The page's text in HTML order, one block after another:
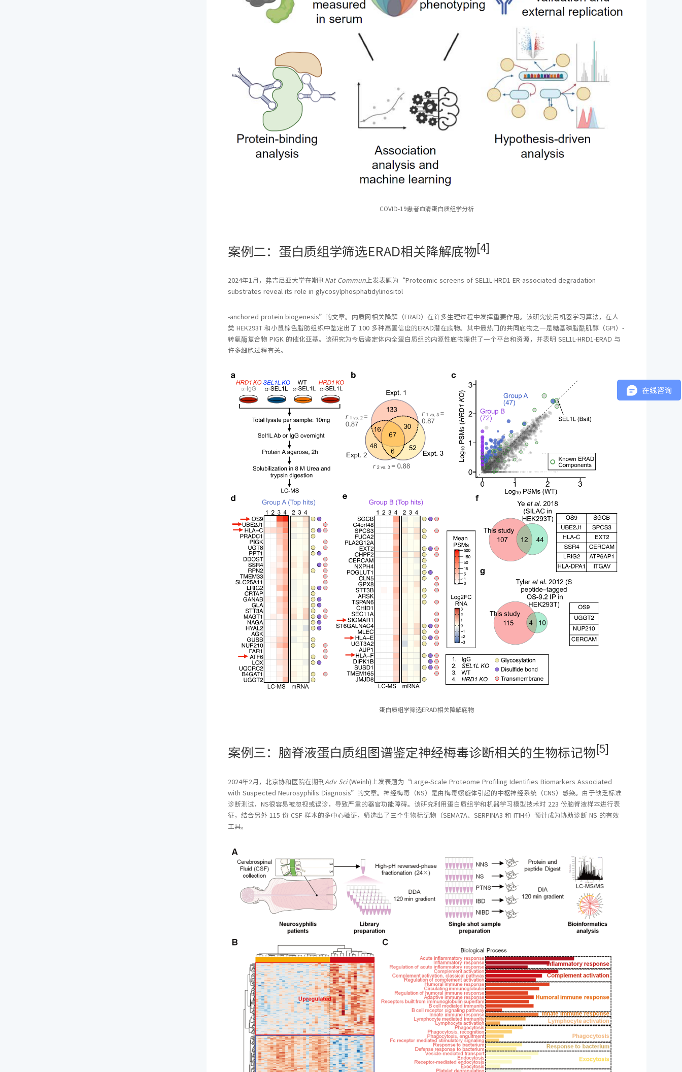
COVID-19患者血清蛋白质组学分析
案例二：蛋白质组学筛选ERAD相关降解底物[4]
2024年1月，弗吉尼亚大学在期刊Nat Commun上发表题为“Proteomic screens of SEL1L-HRD1 ER-associated degradation
substrates reveal its role in glycosylphosphatidylinositol
-anchored protein biogenesis”的文章。内质网相关降解（ERAD）在许多生理过程中发挥重要作用。该研究使用机器学习算法，在人
类 HEK293T 和小鼠棕色脂肪组织中鉴定出了 100 多种高置信度的ERAD潜在底物。其中最热门的共同底物之一是糖基磷脂酰肌醇（GPI）-
转氨酶复合物 PIGK 的催化亚基。该研究为今后鉴定体内全蛋白质组的内源性底物提供了一个平台和资源，并表明 SEL1L-HRD1-ERAD 与
许多细胞过程有关。
蛋白质组学筛选ERAD相关降解底物
案例三：脑脊液蛋白质组图谱鉴定神经梅毒诊断相关的生物标记物[5]
2024年2月，北京协和医院在期刊Adv Sci(Weinh)上发表题为“Large-Scale Proteome Profiling Identifies Biomarkers Associated
with Suspected Neurosyphilis Diagnosis”的文章。神经梅毒（NS）是由梅毒螺旋体引起的中枢神经系统（CNS）感染。由于缺乏标准
诊断测试，NS很容易被忽视或误诊，导致严重的器官功能障碍。该研究利用蛋白质组学和机器学习模型技术对 223 份脑脊液样本进行表
征，结合另外 115 份 CSF 样本的多中心验证，筛选出了三个生物标记物（SEMA7A、SERPINA3 和 ITIH4）预计成为协助诊断 NS 的有效
工具。